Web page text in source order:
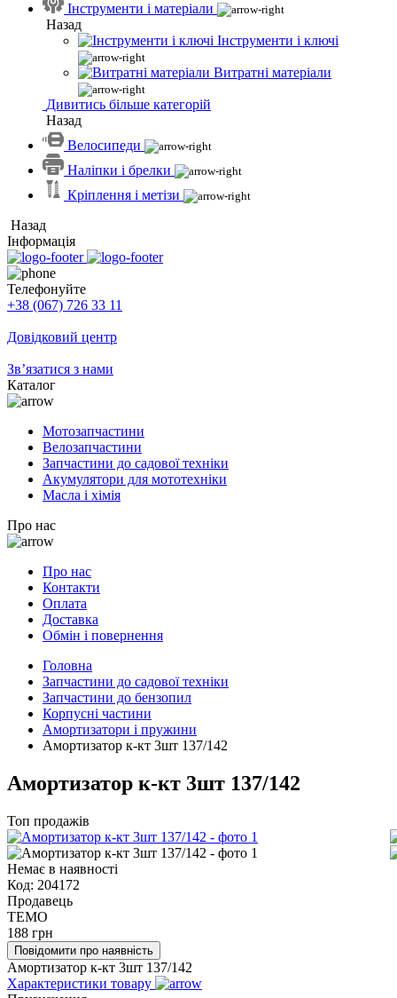
Інструменти і матеріали
Назад
Інструменти і ключі
Витратні матеріали
Дивитись більше категорій
Назад
Велосипеди
Наліпки і брелки
Кріплення і метізи
Назад
Інформація
Телефонуйте
+38 (067) 726 33 11
Довідковий центр
Зв’язатися з нами
Каталог
Мотозапчастини
Велозапчастини
Запчастини до садової техніки
Акумулятори для мототехніки
Масла і хімія
Про нас
Про нас
Контакти
Оплата
Доставка
Обмін і повернення
Головна
Запчастини до садової техніки
Запчастини до бензопил
Корпусні частини
Амортизатори і пружини
Амортизатор к-кт 3шт 137/142
Амортизатор к-кт 3шт 137/142
Топ продажів
Немає в наявності
Код: 204172
Продавець
TEMO
188 грн
Повідомити про наявність
Амортизатор к-кт 3шт 137/142
Характеристики товару